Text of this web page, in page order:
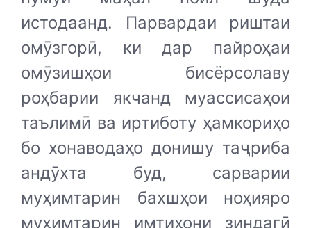
истодаанд. Парвардаи риштаи
омӯзгорӣ, ки дар пайроҳаи
омӯзишҳои бисёрсолаву
роҳбарии якчанд муассисаҳои
таълимӣ ва иртиботу ҳамкориҳо
бо хонаводаҳо донишу таҷриба
андӯхта буд, сарварии
муҳимтарин бахшҳои ноҳияро
муҳимтарин имтиҳони зиндагӣ